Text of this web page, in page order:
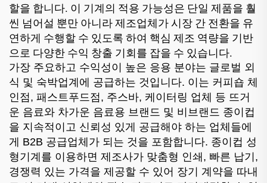
할을 합니다. 이 기계의 적용 가능성은 단일 제품을 훨
씬 넘어설 뿐만 아니라 제조업체가 시장 간 전환을 유
연하게 수행할 수 있도록 하여 핵심 제조 역량을 기반
으로 다양한 수익 창출 기회를 잡을 수 있습니다.
가장 주요하고 수익성이 높은 응용 분야는 글로벌 외
식 및 숙박업계에 공급하는 것입니다. 이는 커피숍 체
인점, 패스트푸드점, 주스바, 케이터링 업체 등 뜨거
운 음료와 차가운 음료용 브랜드 및 비브랜드 종이컵
을 지속적이고 신뢰성 있게 공급해야 하는 업체들에
게 B2B 공급업체가 되는 것을 포함합니다. 종이컵 성
형기계를 이용하면 제조사가 맞춤형 인쇄, 빠른 납기,
경쟁력 있는 가격을 제공할 수 있어 장기 계약을 따내